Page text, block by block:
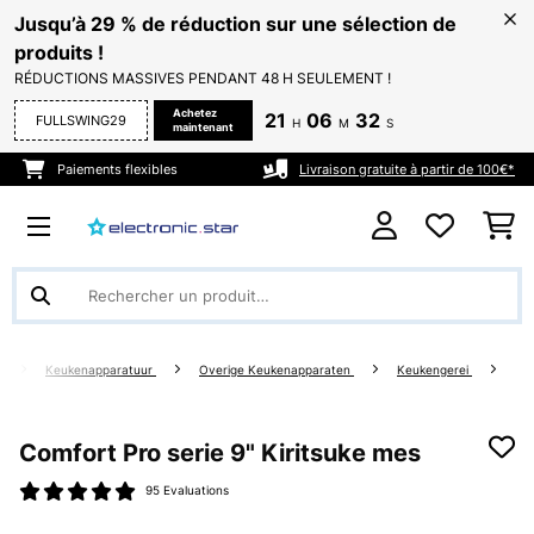
Jusqu’à 29 % de réduction sur une sélection de
produits !
RÉDUCTIONS MASSIVES PENDANT 48 H SEULEMENT !
FULLSWING29
Achetez
maintenant
21 H 06 M 32 S
Paiements flexibles Livraison gratuite à partir de 100€*
Keukenapparatuur Overige Keukenapparaten Keukengerei
Comfort Pro serie 9" Kiritsuke mes
95 Evaluations